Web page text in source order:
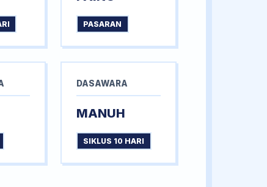
PASARAN
DASAWARA
MANUH
SIKLUS 10 HARI